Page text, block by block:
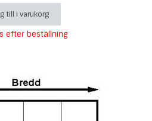
till i varukorg
efter beställning